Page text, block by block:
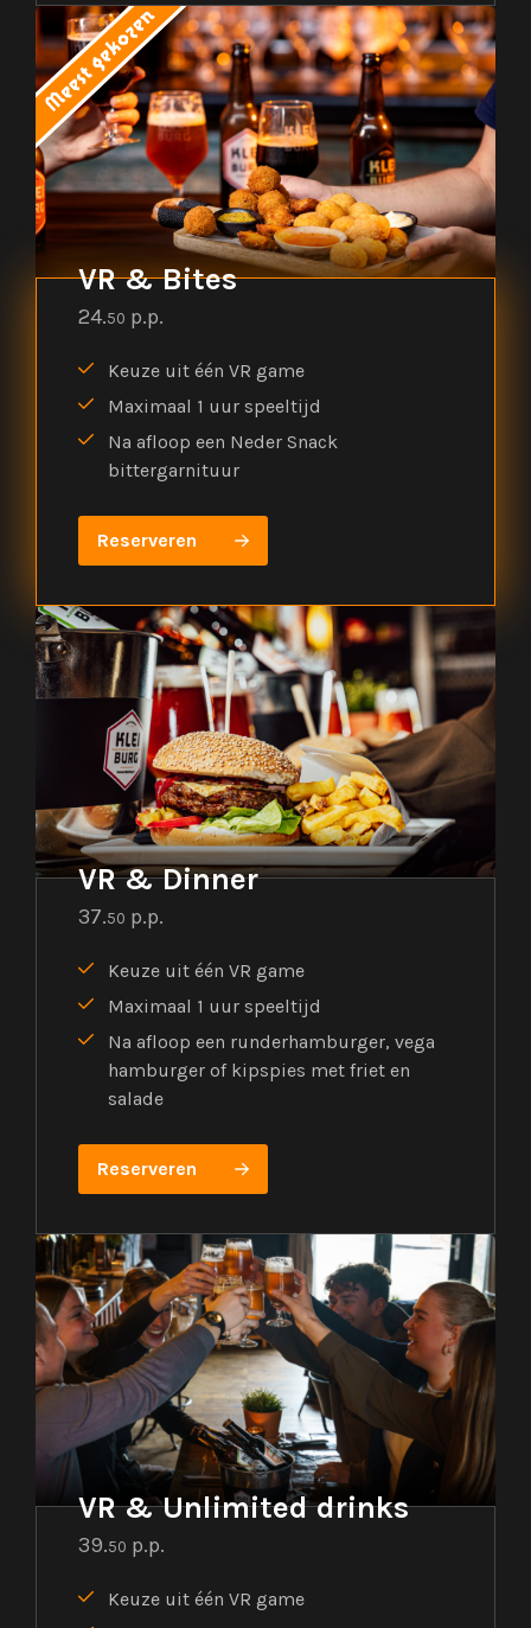
VR & Bites
24.50 p.p.
Keuze uit één VR game
Maximaal 1 uur speeltijd
Na afloop een Neder Snack
bittergarnituur
Reserveren
VR & Dinner
37.50 p.p.
Keuze uit één VR game
Maximaal 1 uur speeltijd
Na afloop een runderhamburger, vega
hamburger of kipspies met friet en
salade
Reserveren
VR & Unlimited drinks
39.50 p.p.
Keuze uit één VR game